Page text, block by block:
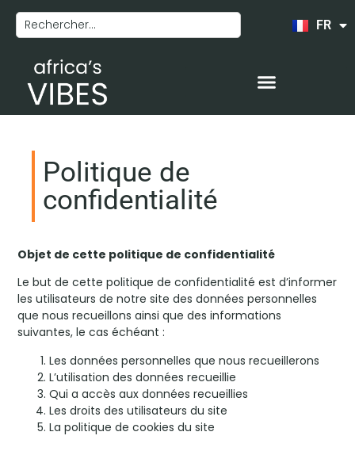
FR
EN
Politique de
confidentialité
Objet de cette politique de confidentialité
Le but de cette politique de confidentialité est d’informer
les utilisateurs de notre site des données personnelles
que nous recueillons ainsi que des informations
suivantes, le cas échéant :
Les données personnelles que nous recueillerons
L’utilisation des données recueillie
Qui a accès aux données recueillies
Les droits des utilisateurs du site
La politique de cookies du site